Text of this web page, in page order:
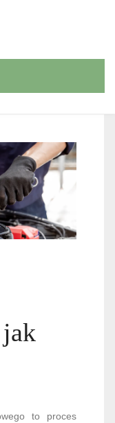
to proces